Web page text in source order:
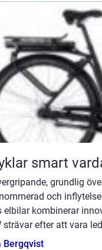
Elcyklar
grundlig
och
elbilar kombinerar
strävar efter att vara
Bergqvist